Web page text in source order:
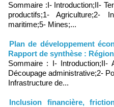
Sommaire :I- Introduction;II-
productifs;1- Agriculture;2-
maritime;5- Mines;...
Plan de développement
Rapport de synthèse :
Sommaire : I- Introduction;II-
Découpage administrative;2-
Infrastructure de...
Inclusion financière,